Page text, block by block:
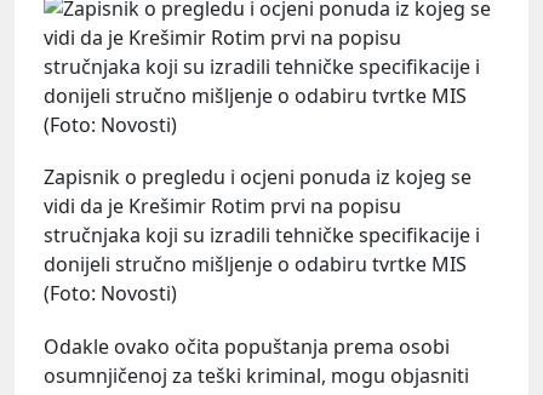
Zapisnik o pregledu i ocjeni ponuda iz kojeg se
vidi da je Krešimir Rotim prvi na popisu
stručnjaka koji su izradili tehničke specifikacije i
donijeli stručno mišljenje o odabiru tvrtke MIS
(Foto: Novosti)
Odakle ovako očita popuštanja prema osobi
osumnjičenoj za teški kriminal, mogu objasniti